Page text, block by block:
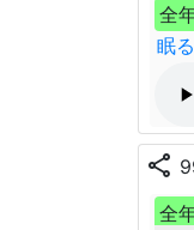
全
眠
share
全